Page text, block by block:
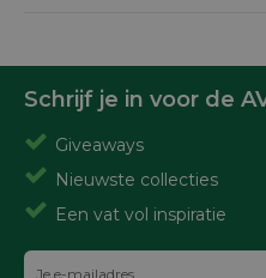
Schrijf je in voor de
Giveaways
Nieuwste collecties
Een vat vol inspiratie